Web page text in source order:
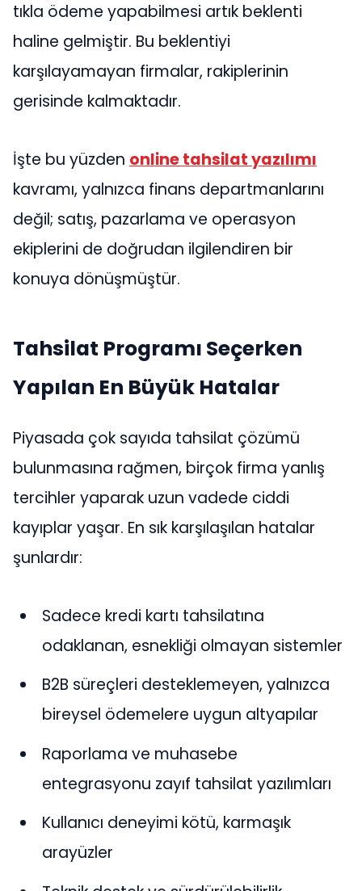
tıkla ödeme yapabilmesi artık beklenti
haline gelmiştir. Bu beklentiyi
karşılayamayan firmalar, rakiplerinin
gerisinde kalmaktadır.
İşte bu yüzden online tahsilat yazılımı
kavramı, yalnızca finans departmanlarını
değil; satış, pazarlama ve operasyon
ekiplerini de doğrudan ilgilendiren bir
konuya dönüşmüştür.
Tahsilat Programı Seçerken
Yapılan En Büyük Hatalar
Piyasada çok sayıda tahsilat çözümü
bulunmasına rağmen, birçok firma yanlış
tercihler yaparak uzun vadede ciddi
kayıplar yaşar. En sık karşılaşılan hatalar
şunlardır:
Sadece kredi kartı tahsilatına
odaklanan, esnekliği olmayan sistemler
B2B süreçleri desteklemeyen, yalnızca
bireysel ödemelere uygun altyapılar
Raporlama ve muhasebe
entegrasyonu zayıf tahsilat yazılımları
Kullanıcı deneyimi kötü, karmaşık
arayüzler